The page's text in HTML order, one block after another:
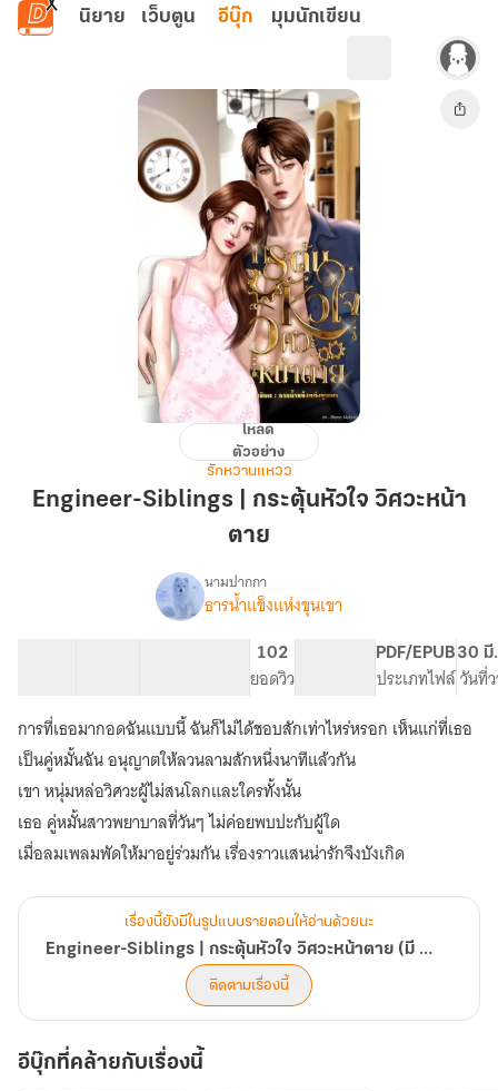
ข้ามไปยังเนื้อหาหลัก
นิยาย เว็บตูน อีบุ๊ก มุมนักเขียน
Engineer-
Siblings
|
วิศวะ
หน้า
ตาย
โหลด
ตัวอย่าง
รักหวานแหวว
Engineer-Siblings | กระตุ้นหัวใจ วิศวะหน้า
ตาย
เรื่องEngineer-
กระตุ้น
หัวใจ
วิศวะ
หน้า
ตาย
(มี
Ebook)
นามปากกา
ธารน้ำแข็งแห่งขุนเขา
102
ยอดวิว
PDF/EPUB
ประเภทไฟล์
30 มี
วันที่
การที่เธอมากอดฉันแบบนี้ ฉันก็ไม่ได้ชอบสักเท่าไหร่หรอก เห็นแก่ที่เธอ
เป็นคู่หมั้นฉัน อนุญาตให้ลวนลามสักหนึ่งนาทีแล้วกัน
เขา หนุ่มหล่อวิศวะผู้ไม่สนโลกและใครทั้งนั้น
เธอ คู่หมั้นสาวพยาบาลที่วันๆ ไม่ค่อยพบปะกับผู้ใด
เมื่อลมเพลมพัดให้มาอยู่ร่วมกัน เรื่องราวแสนน่ารักจึงบังเกิด
เรื่องนี้ยังมีในรูปแบบรายตอนให้อ่านด้วยนะ
Engineer-Siblings | กระตุ้นหัวใจ วิศวะหน้าตาย (มี Ebook)
ติดตามเรื่องนี้
อีบุ๊กที่คล้ายกับเรื่องนี้